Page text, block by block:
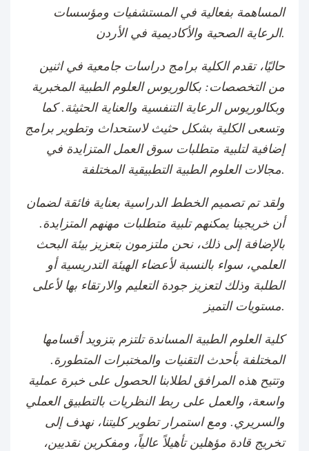
المساهمة بفعالية في المستشفيات ومؤسسات
الرعاية الصحية والأكاديمية في الأردن.
حاليًا، تقدم الكلية برامج دراسات جامعية في اثنين
من التخصصات: بكالوريوس العلوم الطبية المخبرية
وبكالوريوس الرعاية التنفسية والعناية الحثيثة. كما
وتسعى الكلية بشكل حثيث لاستحداث وتطوير برامج
إضافية لتلبية متطلبات سوق العمل المتزايدة في
مجالات العلوم الطبية التطبيقية المختلفة.
ولقد تم تصميم الخطط الدراسية بعناية فائقة لضمان
أن خريجينا يمكنهم تلبية متطلبات مهنهم المتزايدة.
بالإضافة إلى ذلك، نحن ملتزمون بتعزيز بيئة البحث
العلمي، سواء بالنسبة لأعضاء الهيئة التدريسية أو
الطلبة وذلك لتعزيز جودة التعليم والارتقاء بها لأعلى
مستويات التميز.
كلية العلوم الطبية المساندة تلتزم بتزويد أقسامها
المختلفة بأحدث التقنيات والمختبرات المتطورة.
وتتيح هذه المرافق لطلابنا الحصول على خبرة عملية
واسعة، والعمل على ربط النظريات بالتطبيق العملي
والسريري. ومع استمرار تطوير كليتنا، نهدف إلى
تخريج قادة مؤهلين تأهيلاً عالياً، ومفكرين نقديين،